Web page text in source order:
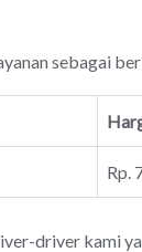
sebagai
Rp.
driver kami